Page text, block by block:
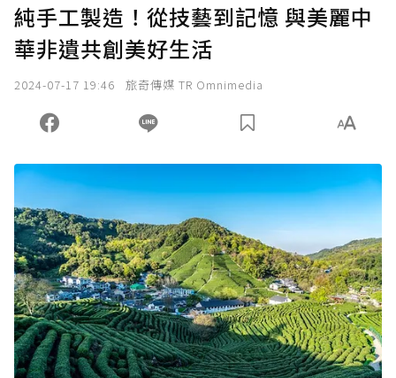
純手工製造！從技藝到記憶 與美麗中
華非遺共創美好生活
2024-07-17 19:46 旅奇傳媒 TR Omnimedia